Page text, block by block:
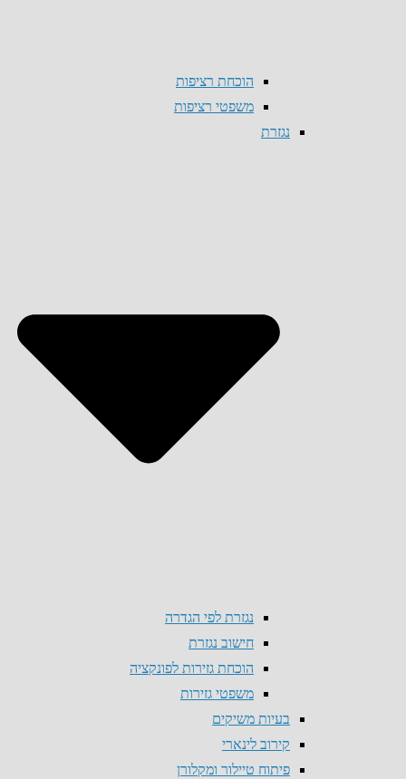
הוכחת רציפות
משפטי רציפות
נגזרת
נגזרת לפי הגדרה
חישוב נגזרת
הוכחת גזירות לפונקציה
משפטי גזירות
בעיות משיקים
קירוב לינארי
פיתוח טיילור ומקלורן